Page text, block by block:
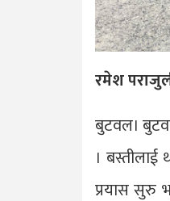
रमेश
बुटवल।
।
प्रयास सुरु